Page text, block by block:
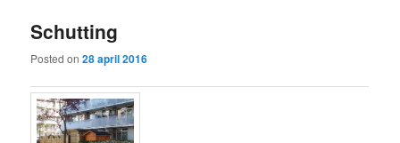
Schutting
Posted on28 april 2016